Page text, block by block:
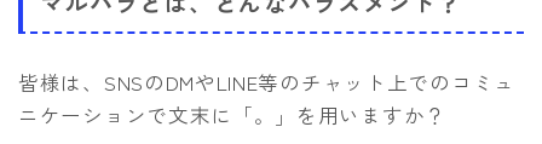
皆様は、SNSのDMやLINE等のチャット上でのコミュ
ニケーションで文末に「。」を用いますか？